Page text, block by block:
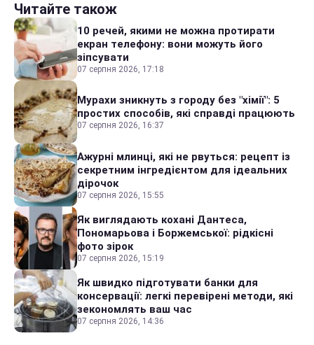
Читайте також
10 речей, якими не можна протирати
екран телефону: вони можуть його
зіпсувати
07 серпня 2026, 17:18
Мурахи зникнуть з городу без "хімії": 5
простих способів, які справді працюють
07 серпня 2026, 16:37
Ажурні млинці, які не рвуться: рецепт із
секретним інгредієнтом для ідеальних
дірочок
07 серпня 2026, 15:55
Як виглядають кохані Дантеса,
Пономарьова і Боржемської: рідкісні
фото зірок
07 серпня 2026, 15:19
Як швидко підготувати банки для
консервації: легкі перевірені методи, які
зекономлять ваш час
07 серпня 2026, 14:36